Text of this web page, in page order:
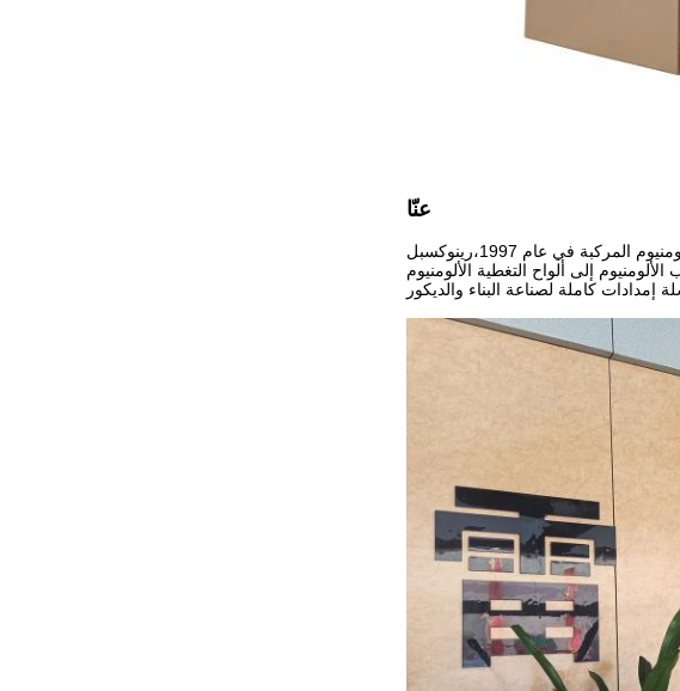
عنّا
رينوكسبل هي علامة تجارية مشهورة في مجال مواد البناء ومواد البناء مع أكثر من 20 عاما من التاريخ. بدء توزيع ألواح الألومنيوم المركبة في عام 1997،رينوكسبل
وألواح الحليب الألومنيوم إلى ألواح التغطية الألومنيوم